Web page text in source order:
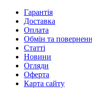
Гарантія
Доставка
Оплата
Обмін та
Cтатті
Новини
Огляди
Оферта
Карта сайту